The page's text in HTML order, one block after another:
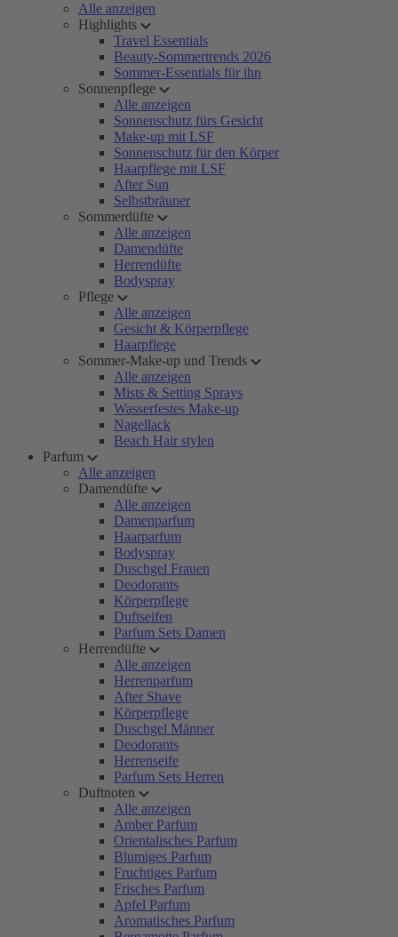
Alle anzeigen
Highlights
Travel Essentials
Beauty-Sommertrends 2026
Sommer-Essentials für ihn
Sonnenpflege
Alle anzeigen
Sonnenschutz fürs Gesicht
Make-up mit LSF
Sonnenschutz für den Körper
Haarpflege mit LSF
After Sun
Selbstbräuner
Sommerdüfte
Alle anzeigen
Damendüfte
Herrendüfte
Bodyspray
Pflege
Alle anzeigen
Gesicht & Körperpflege
Haarpflege
Sommer-Make-up und Trends
Alle anzeigen
Mists & Setting Sprays
Wasserfestes Make-up
Nagellack
Beach Hair stylen
Parfum
Alle anzeigen
Damendüfte
Alle anzeigen
Damenparfum
Haarparfum
Bodyspray
Duschgel Frauen
Deodorants
Körperpflege
Duftseifen
Parfum Sets Damen
Herrendüfte
Alle anzeigen
Herrenparfum
After Shave
Körperpflege
Duschgel Männer
Deodorants
Herrenseife
Parfum Sets Herren
Duftnoten
Alle anzeigen
Amber Parfum
Orientalisches Parfum
Blumiges Parfum
Fruchtiges Parfum
Frisches Parfum
Apfel Parfum
Aromatisches Parfum